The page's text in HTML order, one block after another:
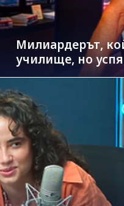
Милиардерът,
училище, но